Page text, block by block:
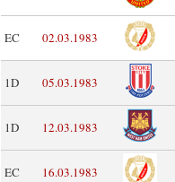
EC 02.03.1983
1D 05.03.1983
1D 12.03.1983
EC 16.03.1983